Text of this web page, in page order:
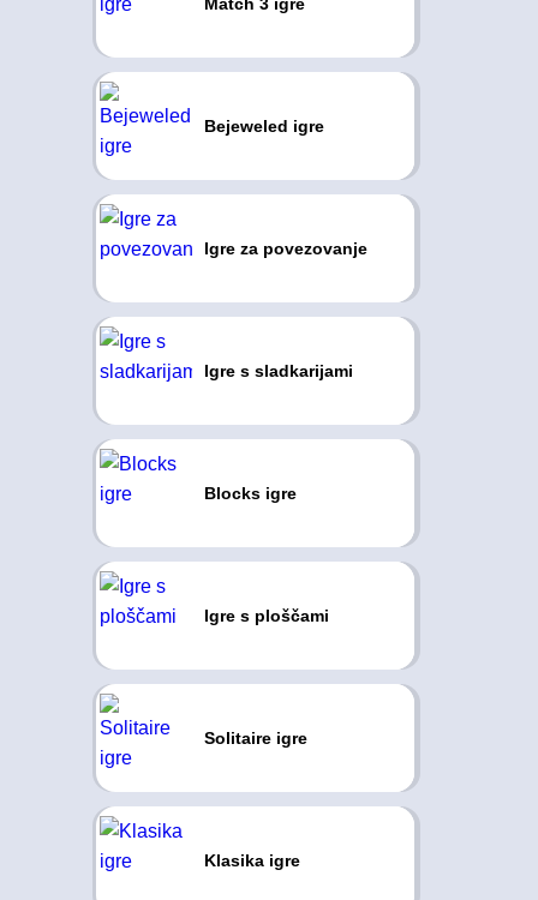
Bejeweled igre
Igre za povezovanje
Igre s sladkarijami
Blocks igre
Igre s ploščami
Solitaire igre
Klasika igre